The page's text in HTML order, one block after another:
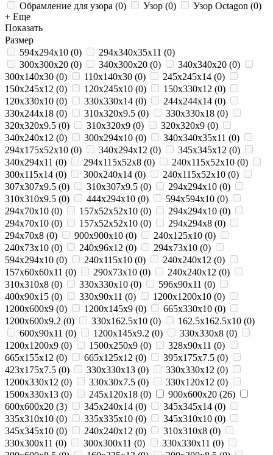
Обрамление для узора (0) Узор (0) Узор Octagon (0)
+ Еще
Показать
Размер
594х294х10 (0) 294х340х35х11 (0)
300х300х20 (0) 340х300х20 (0) 340х340х20 (0)
300х140х30 (0) 110х140х30 (0) 245x245x14 (0)
150x245x12 (0) 120x245x10 (0) 150x330x12 (0)
120x330x10 (0) 330x330x14 (0) 244x244x14 (0)
330x244x18 (0) 310x320x9.5 (0) 330x330x18 (0)
320x320x9.5 (0) 310x320x9 (0) 320x320x9 (0)
340x240x12 (0) 300x294x10 (0) 340х340х35х11 (0)
294x175x52x10 (0) 340x294x12 (0) 345x345x12 (0)
340х294х11 (0) 294х115х52х8 (0) 240x115x52x10 (0)
300x115x14 (0) 300x240x14 (0) 240х115х52х10 (0)
307x307x9.5 (0) 310x307x9.5 (0) 294x294x10 (0)
310x310x9.5 (0) 444x294x10 (0) 594х594х10 (0)
294x70x10 (0) 157x52x52x10 (0) 294х294х10 (0)
294х70х10 (0) 157х52х52x10 (0) 294x294x8 (0)
294х70х8 (0) 900х900х10 (0) 240х125х10 (0)
240x73x10 (0) 240x96x12 (0) 294х73х10 (0)
594x294x10 (0) 240x115x10 (0) 240x240x12 (0)
157x60x60x11 (0) 290х73х10 (0) 240х240х12 (0)
310x310x8 (0) 330x330x10 (0) 596x90x11 (0)
400x90x15 (0) 330x90x11 (0) 1200x1200x10 (0)
1200x600x9 (0) 1200x145x9 (0) 665x330x10 (0)
1200x600x9.2 (0) 330x162.5x10 (0) 162.5x162.5x10 (0)
600x90x11 (0) 1200x145x9.2 (0) 330x330x8 (0)
1200x1200x9 (0) 1500x250x9 (0) 328x90x11 (0)
665x155x12 (0) 665x125x12 (0) 395x175x7.5 (0)
423x175x7.5 (0) 330x330x13 (0) 330x330x12 (0)
1200x330x12 (0) 330x30x7.5 (0) 330x120x12 (0)
1500x330x13 (0) 245x120x18 (0) 900x600x20 (26)
600x600x20 (3) 345х240х14 (0) 345х345х14 (0)
335х310х10 (0) 335х335х10 (0) 345х310х10 (0)
345х345х10 (0) 240х240x12 (0) 310х310x8 (0)
330x300x11 (0) 300x300x11 (0) 330x330x11 (0)